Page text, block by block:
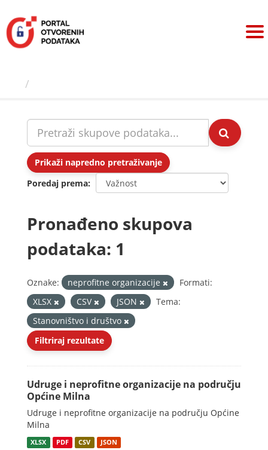
sadržaj
Prikaži napredno pretraživanje
Poredaj prema
Pronađeno skupova
podataka: 1
Oznake: neprofitne organizacije
Formati:
XLSX
CSV JSON
Tema:
Stanovništvo i društvo
Filtriraj rezultate
Udruge i neprofitne organizacije na području
Općine Milna
Udruge i neprofitne organizacije na području Općine
Milna
XLSX PDF CSV JSON